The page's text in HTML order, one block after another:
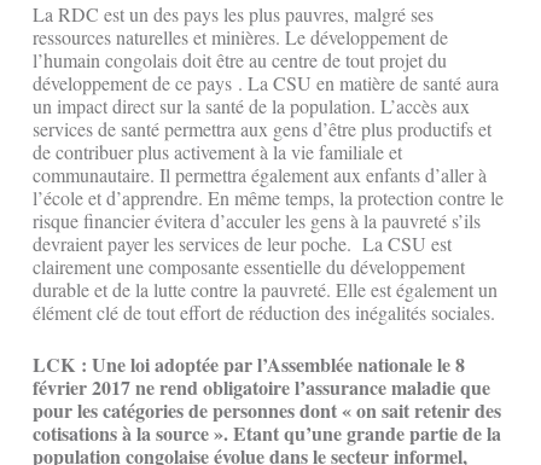
La RDC est un des pays les plus pauvres, malgré ses
ressources naturelles et minières. Le développement de
l’humain congolais doit être au centre de tout projet du
développement de ce pays . La CSU en matière de santé aura
un impact direct sur la santé de la population. L’accès aux
services de santé permettra aux gens d’être plus productifs et
de contribuer plus activement à la vie familiale et
communautaire. Il permettra également aux enfants d’aller à
l’école et d’apprendre. En même temps, la protection contre le
risque financier évitera d’acculer les gens à la pauvreté s’ils
devraient payer les services de leur poche. La CSU est
clairement une composante essentielle du développement
durable et de la lutte contre la pauvreté. Elle est également un
élément clé de tout effort de réduction des inégalités sociales.
LCK : Une loi adoptée par l’Assemblée nationale le 8
février 2017 ne rend obligatoire l’assurance maladie que
pour les catégories de personnes dont « on sait retenir des
cotisations à la source ». Etant qu’une grande partie de la
population congolaise évolue dans le secteur informel,